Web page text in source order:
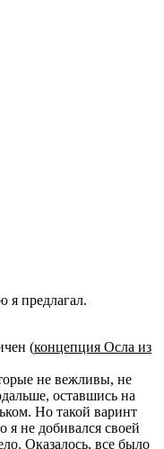
предлагал.
(концепция Осла из
не вежливы, не
оставшись на
Но такой варинт
я не добивался своей
Оказалось, все было